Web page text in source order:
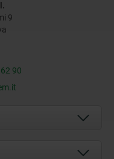
9
90